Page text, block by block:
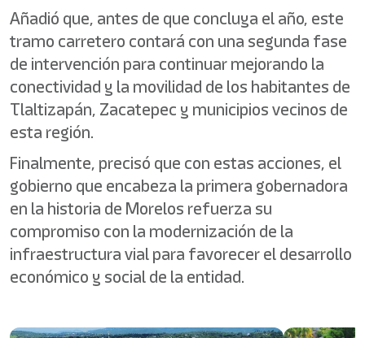
Añadió que, antes de que concluya el año, este
tramo carretero contará con una segunda fase
de intervención para continuar mejorando la
conectividad y la movilidad de los habitantes de
Tlaltizapán, Zacatepec y municipios vecinos de
esta región.
Finalmente, precisó que con estas acciones, el
gobierno que encabeza la primera gobernadora
en la historia de Morelos refuerza su
compromiso con la modernización de la
infraestructura vial para favorecer el desarrollo
económico y social de la entidad.